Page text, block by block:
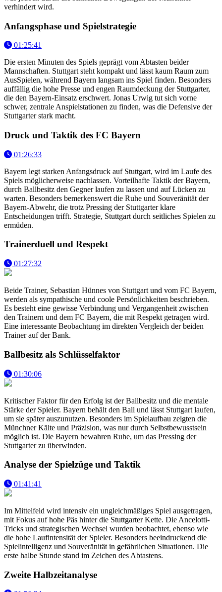
verhindert wird.
Anfangsphase und Spielstrategie
01:25:41
Die ersten Minuten des Spiels geprägt vom Abtasten beider
Mannschaften. Stuttgart steht kompakt und lässt kaum Raum zum
AusSpielen, während Bayern langsam ins Spiel finden. Besonders
auffällig die hohe Presse und engen Raumdeckung der Stuttgarter,
die den Bayern-Einsatz erschwert. Jonas Urwig tut sich vorne
schwer, zentrale Anspielstationen zu finden, was die Defensive der
Stuttgarter stark macht.
Druck und Taktik des FC Bayern
01:26:33
Bayern legt starken Anfangsdruck auf Stuttgart, wird im Laufe des
Spiels möglicherweise nachlassen. Vorteilhafte Taktik der Bayern,
durch Ballbesitz den Gegner laufen zu lassen und auf Lücken zu
warten. Besonders bemerkenswert die Ruhe und Souveränität der
Bayern-Abwehr, die trotz Pressing der Stuttgarter klare
Entscheidungen trifft. Strategie, Stuttgart durch seitliches Spielen zu
ermüden.
Trainerduell und Respekt
01:27:32
Beide Trainer, Sebastian Hünnes von Stuttgart und vom FC Bayern,
werden als sympathische und coole Persönlichkeiten beschrieben.
Es besteht eine gewisse Verbindung und Vergangenheit zwischen
den Trainern und dem FC Bayern, die mit Respekt getragen wird.
Eine interessante Beobachtung im direkten Vergleich der beiden
Trainer auf der Bank.
Ballbesitz als Schlüsselfaktor
01:30:06
Kritischer Faktor für den Erfolg ist der Ballbesitz und die mentale
Stärke der Spieler. Bayern behält den Ball und lässt Stuttgart laufen,
um sie später auszunutzen. Besonders im Spielaufbau zeigten die
Münchner Kälte und Präzision, was nur durch Selbstbewusstsein
möglich ist. Die Bayern bewahren Ruhe, um das Pressing der
Stuttgarter zu überwinden.
Analyse der Spielzüge und Taktik
01:41:41
Im Mittelfeld wird intensiv ein ungleichmäßiges Spiel ausgetragen,
mit Fokus auf hohe Päs hinter die Stuttgarter Kette. Die Ancelotti-
Tricks und strategischen Wechsel wurden beobachtet, ebenso wie
die hohe Laufintensität der Spieler. Besonders beeindruckend die
Spielintelligenz und Souveränität in gefährlichen Situationen. Die
erste halbe Stunde stand im Zeichen des Abtastens.
Zweite Halbzeitanalyse